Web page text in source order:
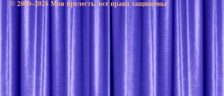
© 2000–2026 Моя прелесть. все права защищены